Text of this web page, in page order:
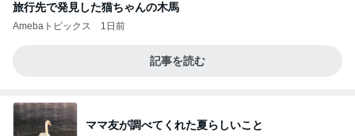
旅行先で発見した猫ちゃんの木馬
Amebaトピックス 1日前
記事を読む
ママ友が調べてくれた夏らしいこと